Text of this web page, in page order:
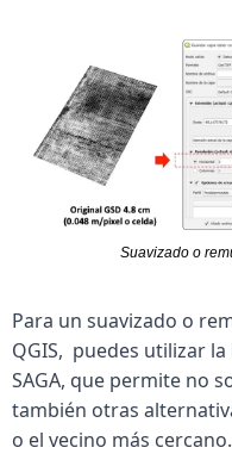
Suavizado o
Para un suavizado o
QGIS,  puedes utilizar
SAGA, que permite no
también otras
o el vecino más cercano.